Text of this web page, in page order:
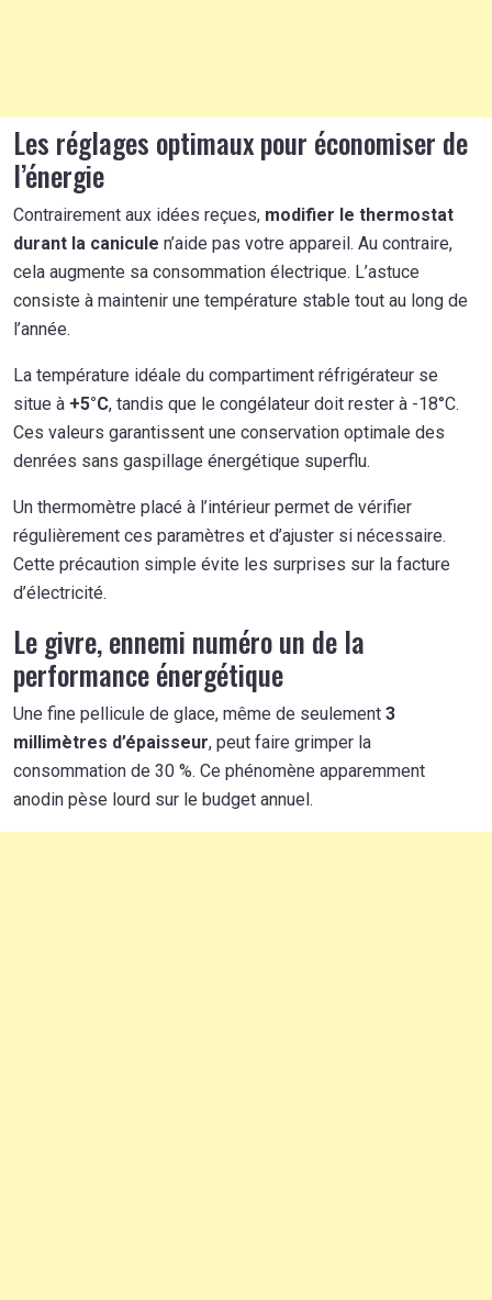
Les réglages optimaux pour économiser de
l’énergie
Contrairement aux idées reçues, modifier le thermostat
durant la canicule n’aide pas votre appareil. Au contraire,
cela augmente sa consommation électrique. L’astuce
consiste à maintenir une température stable tout au long de
l’année.
La température idéale du compartiment réfrigérateur se
situe à +5°C, tandis que le congélateur doit rester à -18°C.
Ces valeurs garantissent une conservation optimale des
denrées sans gaspillage énergétique superflu.
Un thermomètre placé à l’intérieur permet de vérifier
régulièrement ces paramètres et d’ajuster si nécessaire.
Cette précaution simple évite les surprises sur la facture
d’électricité.
Le givre, ennemi numéro un de la
performance énergétique
Une fine pellicule de glace, même de seulement 3
millimètres d’épaisseur, peut faire grimper la
consommation de 30 %. Ce phénomène apparemment
anodin pèse lourd sur le budget annuel.